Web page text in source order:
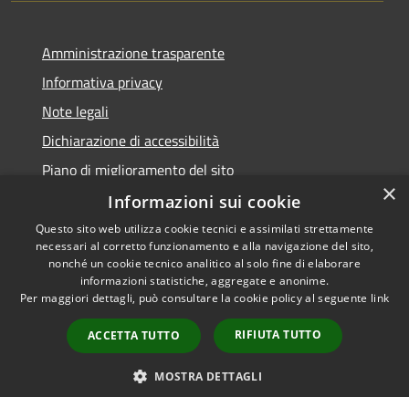
Amministrazione trasparente
Informativa privacy
Note legali
Dichiarazione di accessibilità
Piano di miglioramento del sito
Accessibilità
Privacy
Mappa del sito
Feedback Accessibilità
Copyright © 2026 • Comune di
Viano • Powered by
Municipium•Accesso
redazione
×
Informazioni sui cookie
Questo sito web utilizza cookie tecnici e assimilati strettamente
necessari al corretto funzionamento e alla navigazione del sito,
nonché un cookie tecnico analitico al solo fine di elaborare
informazioni statistiche, aggregate e anonime.
Per maggiori dettagli, può consultare la cookie policy al seguente link
ACCETTA TUTTO RIFIUTA TUTTO
MOSTRA DETTAGLI